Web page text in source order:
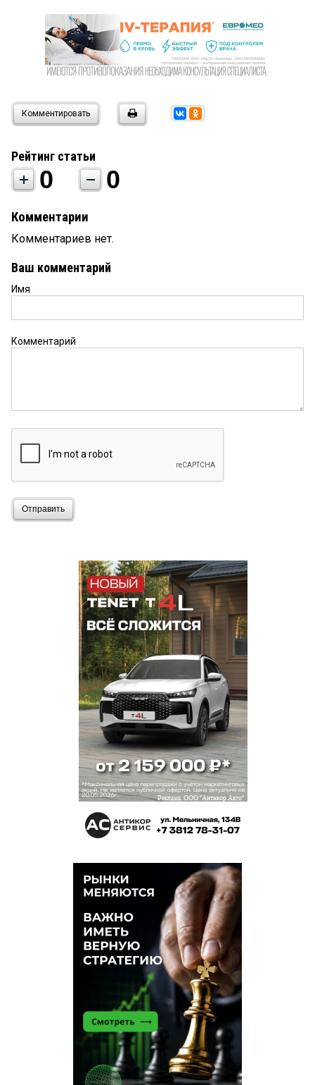
Комментировать
Рейтинг статьи
0 0
Комментарии
Комментариев нет.
Ваш комментарий
Имя
Комментарий
Отправить